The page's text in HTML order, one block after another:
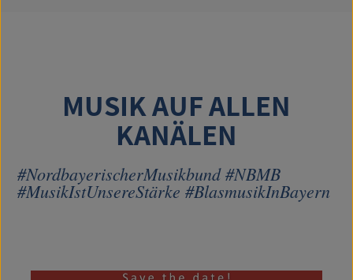
MUSIK AUF ALLEN
KANÄLEN
#NordbayerischerMusikbund #NBMB
#MusikIstUnsereStärke #BlasmusikInBayern